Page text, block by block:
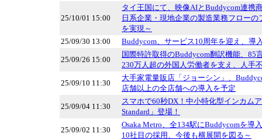
25/10/01 15:00
タイ王国にて、映像AIとBuddycom連携
日系企業・現地企業の製造業務フロー
を実現～
25/09/30 13:00
Buddycom、サービス10周年を迎え、導
25/09/26 15:00
国際特許取得のBuddycom翻訳機能、85
230万人超の外国人労働者を支え、人手
25/09/10 11:30
大手家電量販店「ジョーシン」、
店舗以上の全店舗への導入を予定
25/09/04 11:30
スマホで60秒DX！中小特化型インカム
Standard」登場！
25/09/02 11:30
Osaka Metro、全134駅にBuddycomを導
10社目の採用、今後も横展開を図る～